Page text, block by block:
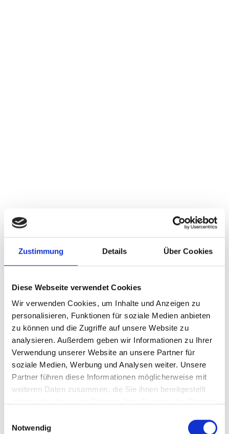
Zustimmung Details Über Cookies
Diese Webseite verwendet Cookies
Wir verwenden Cookies, um Inhalte und Anzeigen zu
personalisieren, Funktionen für soziale Medien anbieten
zu können und die Zugriffe auf unsere Website zu
analysieren. Außerdem geben wir Informationen zu Ihrer
Verwendung unserer Website an unsere Partner für
soziale Medien, Werbung und Analysen weiter. Unsere
Partner führen diese Informationen möglicherweise mit
weiteren Daten zusammen, die Sie ihnen bereitgestellt
Notwendig